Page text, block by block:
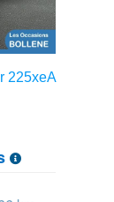
225xeA